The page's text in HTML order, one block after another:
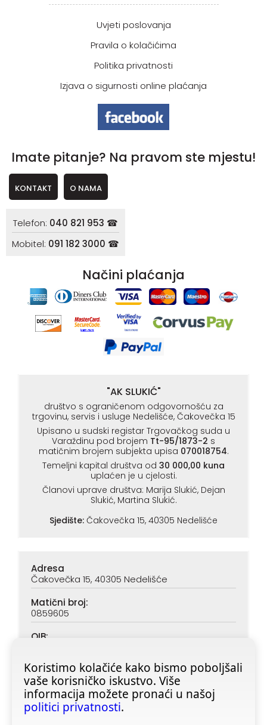
Koristimo kolačiće kako bismo poboljšali
vaše korisničko iskustvo. Više
informacija možete pronaći u našoj
politici privatnosti.
Uvjeti poslovanja
Pravila o kolačićima
Politika privatnosti
Izjava o sigurnosti online plaćanja
Imate pitanje? Na pravom ste mjestu!
KONTAKT O NAMA
Telefon: 040 821 953 ☎
Mobitel: 091 182 3000 ☎
Načini plaćanja
"AK SLUKIĆ"
društvo s ograničenom odgovornošću za
trgovinu, servis i usluge Nedelišće, Čakovečka 15
Upisano u sudski registar Trgovačkog suda u
Varaždinu pod brojem Tt-95/1873-2 s
matičnim brojem subjekta upisa 070018754.
Temeljni kapital društva od 30 000,00 kuna
uplaćen je u cjelosti.
Članovi uprave društva: Marija Slukić, Dejan
Slukić, Martina Slukić.
Sjedište: Čakovečka 15, 40305 Nedelišće
Adresa
Čakovečka 15, 40305 Nedelišće
Matični broj:
0859605
OIB:
IBAN (PBZ):
HR6923400091116020362
IBAN (ZABA):
HR4623600001101728355